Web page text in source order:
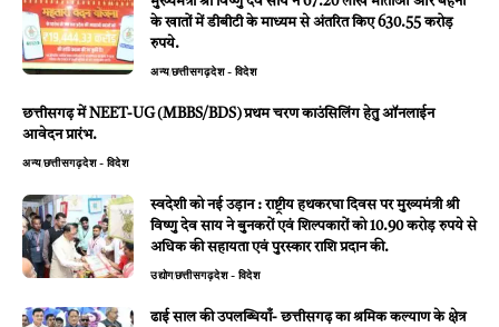
के खातों में डीबीटी के माध्यम से अंतरित किए 630.55 करोड़
रुपये.
अन्यछत्तीसगढ़देश - विदेश
छत्तीसगढ़ में NEET-UG (MBBS/BDS) प्रथम चरण काउंसिलिंग हेतु ऑनलाईन
आवेदन प्रारंभ.
अन्यछत्तीसगढ़देश - विदेश
स्वदेशी को नई उड़ान : राष्ट्रीय हथकरघा दिवस पर मुख्यमंत्री श्री
विष्णु देव साय ने बुनकरों एवं शिल्पकारों को 10.90 करोड़ रुपये से
अधिक की सहायता एवं पुरस्कार राशि प्रदान की.
उद्योगछत्तीसगढ़देश - विदेश
ढाई साल की उपलब्धियाँ- छत्तीसगढ़ का श्रमिक कल्याण के क्षेत्र